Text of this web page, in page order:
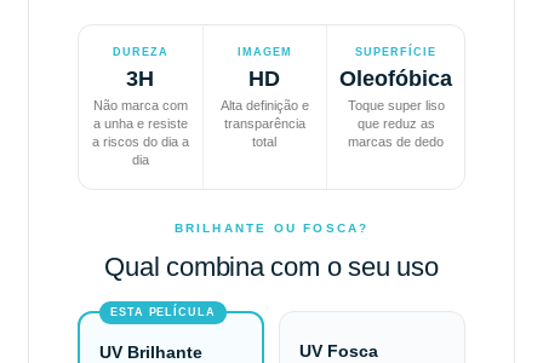
DUREZA
3H
Não marca com
a unha e resiste
a riscos do dia a
dia
IMAGEM
HD
Alta definição e
transparência
total
SUPERFÍCIE
Oleofóbica
Toque super liso
que reduz as
marcas de dedo
BRILHANTE OU FOSCA?
Qual combina com o seu uso
ESTA PELÍCULA
UV Brilhante UV Fosca